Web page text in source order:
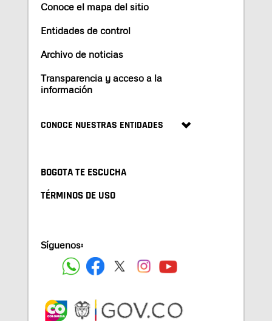
Conoce el mapa del sitio
Entidades de control
Archivo de noticias
Transparencia y acceso a la
información
CONOCE NUESTRAS ENTIDADES
BOGOTA TE ESCUCHA
TÉRMINOS DE USO
Síguenos: